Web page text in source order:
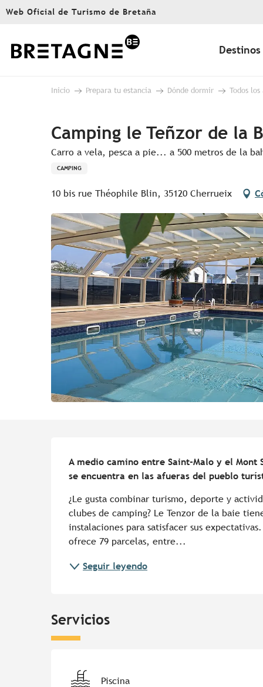
Aller
principal
Web Oficial de Turismo de Bretaña
Destinos
Inicio Prepara tu estancia Dónde dormir Todos
Camping le Teñzor de la
Carro a vela, pesca a pie... a 500 metros de la
CAMPING
10 bis rue Théophile Blin, 35120 Cherrueix
A medio camino entre Saint-Malo y el
se encuentra en las afueras del pueblo
¿Le gusta combinar turismo, deporte y
clubes de camping? Le Tenzor de la baie
instalaciones para satisfacer sus
ofrece 79 parcelas, entre...
Seguir leyendo
Servicios
Piscina